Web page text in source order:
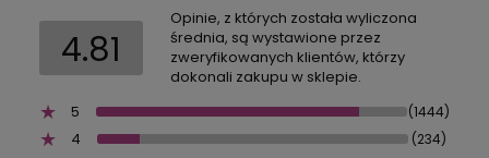
4.81
Opinie, z których została wyliczona
średnia, są wystawione przez
zweryfikowanych klientów, którzy
dokonali zakupu w sklepie.
5
(1444)
4 (234)